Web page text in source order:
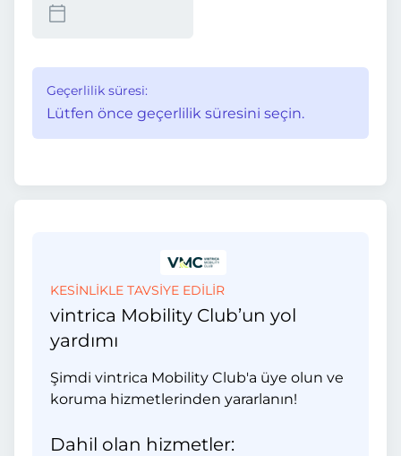
Geçerlilik süresi:
Lütfen önce geçerlilik süresini seçin.
KESİNLİKLE TAVSİYE EDİLİR
vintrica Mobility Club’un yol
yardımı
Şimdi vintrica Mobility Club'a üye olun ve
koruma hizmetlerinden yararlanın!
Dahil olan hizmetler: